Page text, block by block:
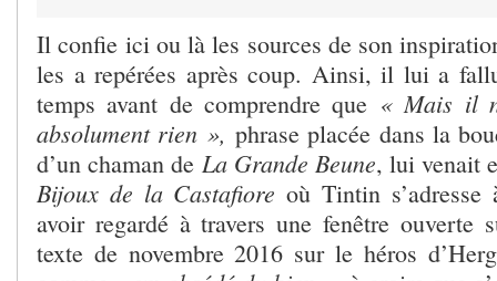
Il confie ici ou là les sources de son
les a repérées après coup. Ainsi, il lui a
temps avant de comprendre que « Mais il
absolument rien », phrase placée dans la
d’un chaman de La Grande Beune, lui venait
Bijoux de la Castafioreoù Tintin
avoir regardé à travers une fenêtre
texte de novembre 2016 sur le héros